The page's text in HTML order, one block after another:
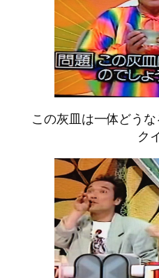
この灰皿は一体どう
ク